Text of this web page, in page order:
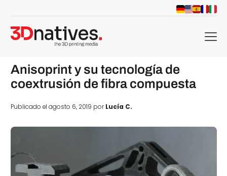
menu
Anisoprint y su tecnología de
coextrusión de fibra compuesta
Publicado el agosto 6, 2019 porLucía C.